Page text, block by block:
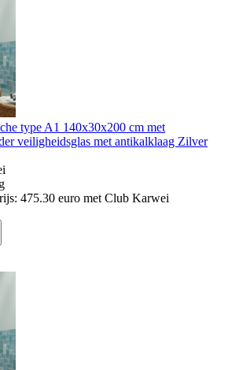
type A1 140x30x200 cm met
veiligheidsglas met antikalklaag Zilver
475.30 euro met Club Karwei